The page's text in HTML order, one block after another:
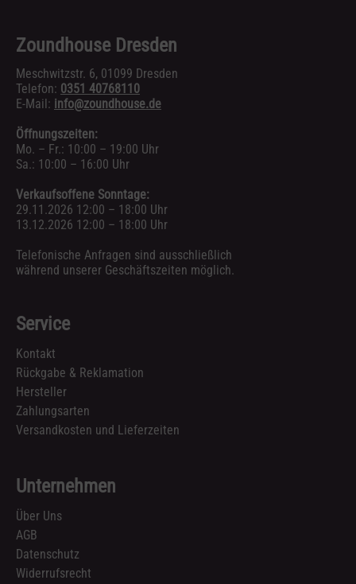
Zoundhouse Dresden
Meschwitzstr. 6, 01099 Dresden
Telefon: 0351 40768110
E-Mail: info@zoundhouse.de
Öffnungszeiten:
Mo. – Fr.: 10:00 – 19:00 Uhr
Sa.: 10:00 – 16:00 Uhr
Verkaufsoffene Sonntage:
29.11.2026 12:00 – 18:00 Uhr
13.12.2026 12:00 – 18:00 Uhr
Telefonische Anfragen sind ausschließlich
während unserer Geschäftszeiten möglich.
Service
Kontakt
Rückgabe & Reklamation
Hersteller
Zahlungsarten
Versandkosten und Lieferzeiten
Unternehmen
Über Uns
AGB
Datenschutz
Widerrufsrecht